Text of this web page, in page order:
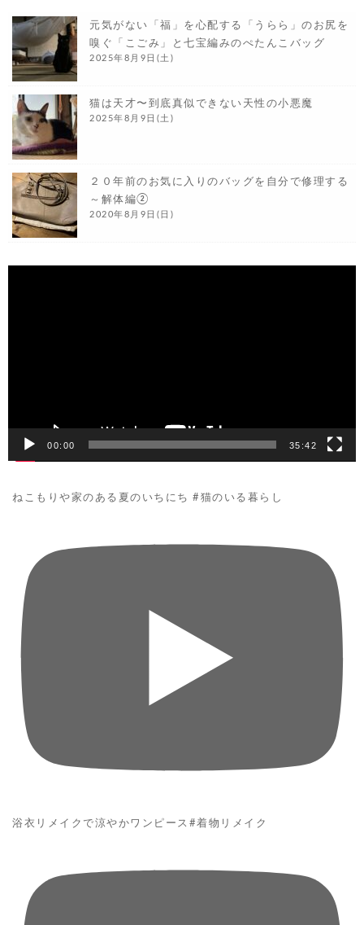
元気がない「福」を心配する「うらら」のお尻を
嗅ぐ「こごみ」と七宝編みのぺたんこバッグ
2025年8月9日(土)
猫は天才〜到底真似できない天性の小悪魔
2025年8月9日(土)
２０年前のお気に入りのバッグを自分で修理する
～解体編②
2020年8月9日(日)
00:00 35:42
ねこもりや家のある夏のいちにち #猫のいる暮らし
浴衣リメイクで涼やかワンピース#着物リメイク